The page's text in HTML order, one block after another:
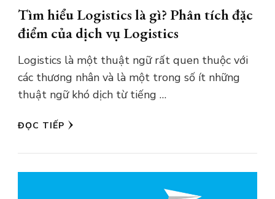
Tìm hiểu Logistics là gì? Phân tích đặc
điểm của dịch vụ Logistics
Logistics là một thuật ngữ rất quen thuộc với
các thương nhân và là một trong số ít những
thuật ngữ khó dịch từ tiếng …
ĐỌC TIẾP